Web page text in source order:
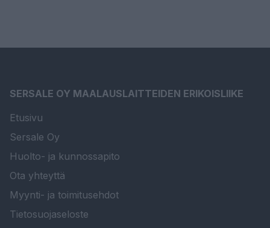
SERSALE OY MAALAUSLAITTEIDEN ERIKOISLIIKE
Etusivu
Sersale Oy
Huolto- ja kunnossapito
Ota yhteyttä
Myynti- ja toimitusehdot
Tietosuojaseloste